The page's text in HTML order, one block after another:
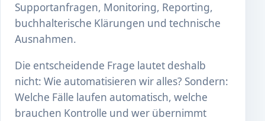
Supportanfragen, Monitoring, Reporting,
buchhalterische Klärungen und technische
Ausnahmen.
Die entscheidende Frage lautet deshalb
nicht: Wie automatisieren wir alles? Sondern:
Welche Fälle laufen automatisch, welche
brauchen Kontrolle und wer übernimmt